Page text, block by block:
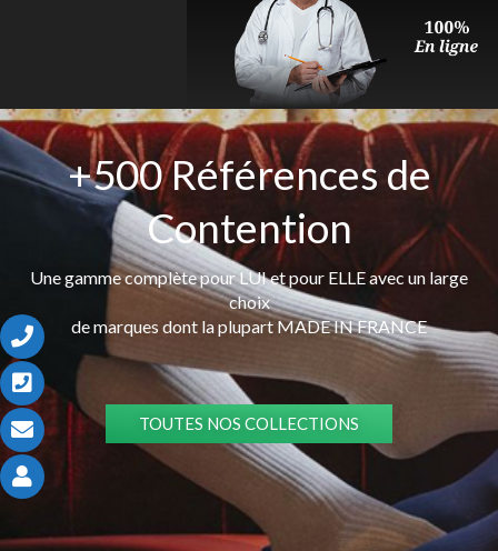
+500 Références de
Contention
Une gamme complète pour LUI et pour ELLE avec un large
choix
de marques dont la plupart MADE IN FRANCE
TOUTES NOS COLLECTIONS